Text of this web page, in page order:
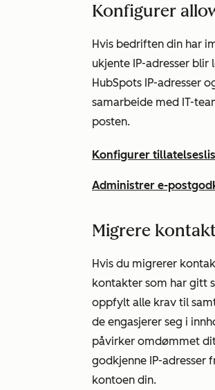
Konfigurer
Hvis bedriften din har
ukjente IP-adresser
HubSpots IP-adresser
samarbeide med IT-
posten.
Konfigurer
Administrer e-
Migrere
Hvis du migrerer
kontakter som har gitt
oppfylt alle krav til
de engasjerer seg i
påvirker omdømmet
godkjenne IP-adresser
kontoen din.